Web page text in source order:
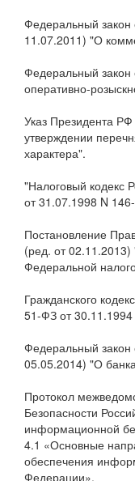
Федеральный
11.07.2011) "О
Федеральный закон
оперативно-
Указ Президента
утверждении
характера".
"Налоговый кодекс
от 31.07.1998 N
Постановление
(ред. от
Федеральной
Гражданского
51-ФЗ от 30.11.1994
Федеральный закон
05.05.2014) "О
Протокол
Безопасности
информационной
4.1 «Основные
обеспечения
Федерации».